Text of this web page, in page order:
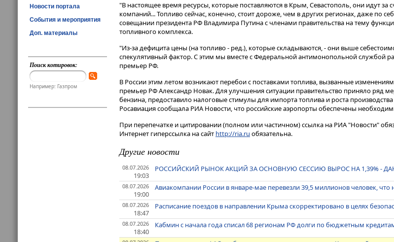
Новости портала
События и мероприятия
Доп. материалы
Поиск котировок:
Например: Газпром
"В настоящее время ресурсы, которые поставляются в Крым, Севастополь, они идут за
компаний​​​... Топливо сейчас, конечно, стоит дороже, чем в других регионах, даже по
совещании президента РФ Владимира Путина с членами правительства на тему
топливного комплекса.
"Из-за дефицита цены (на топливо - ред.), которые складываются, - они выше
спекулятивный фактор. С этим мы вместе с Федеральной антимонопольной службой
премьер РФ.
В России этим летом возникают перебои с поставками топлива, вызванные
премьер РФ Александр Новак. Для улучшения ситуации правительство приняло ряд
бензина, предоставило налоговые стимулы для импорта топлива и роста
Росавиация сообщала РИА Новости, что российские аэропорты обеспечены
При перепечатке и цитировании (полном или частичном) ссылка на РИА "Новости"
Интернет гиперссылка на сайт http://ria.ru обязательна.
Другие новости
08.07.2026
19:03
РОССИЙСКИЙ РЫНОК АКЦИЙ ЗА ОСНОВНУЮ СЕССИЮ ВЫРОС НА 1,39% -
08.07.2026
19:00
Авиакомпании России в январе-мае перевезли 39,5 миллионов человек, что
08.07.2026
18:47
Расписание поездов в направлении Крыма скорректировано в целях
08.07.2026
18:40
Кабмин с начала года списал 68 регионам РФ долги по бюджетным